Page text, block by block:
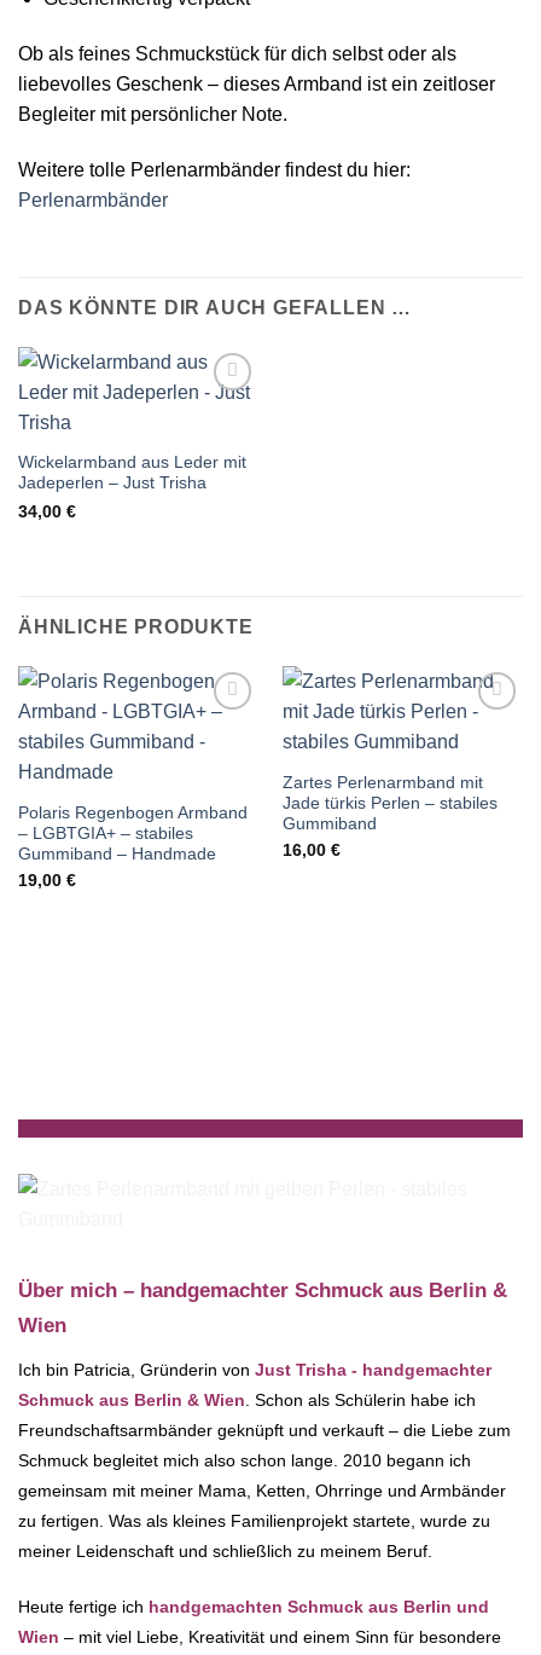
Ob als feines Schmuckstück für dich selbst oder als
liebevolles Geschenk – dieses Armband ist ein zeitloser
Begleiter mit persönlicher Note.
Weitere tolle Perlenarmbänder findest du hier:
Perlenarmbänder
DAS KÖNNTE DIR AUCH GEFALLEN …
Wickelarmband aus Leder mit
Jadeperlen – Just Trisha
34,00 €
ÄHNLICHE PRODUKTE
Wunschliste
Polaris Regenbogen Armband
– LGBTGIA+ – stabiles
Gummiband – Handmade
19,00 €
Wunschliste
Zartes Perlenarmband mit
Jade türkis Perlen – stabiles
Gummiband
16,00 €
Über mich – handgemachter Schmuck aus Berlin &
Wien
Ich bin Patricia, Gründerin von Just Trisha - handgemachter
Schmuck aus Berlin & Wien . Schon als Schülerin habe ich
Freundschaftsarmbänder geknüpft und verkauft – die Liebe zum
Schmuck begleitet mich also schon lange. 2010 begann ich
gemeinsam mit meiner Mama, Ketten, Ohrringe und Armbänder
zu fertigen. Was als kleines Familienprojekt startete, wurde zu
meiner Leidenschaft und schließlich zu meinem Beruf.
Heute fertige ich handgemachten Schmuck aus Berlin und
Wien – mit viel Liebe, Kreativität und einem Sinn für besondere